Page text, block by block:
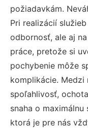
požiadavkám.
Pri realizácií
odbornosť, ale aj
práce, pretože si
pochybenie môže
komplikácie.
spoľahlivosť,
snaha o
ktorá je pre nás